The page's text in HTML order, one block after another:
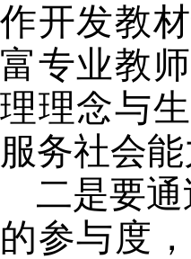
作开发教
富专业教
理理念与
服务社会能
二是要
的参与度